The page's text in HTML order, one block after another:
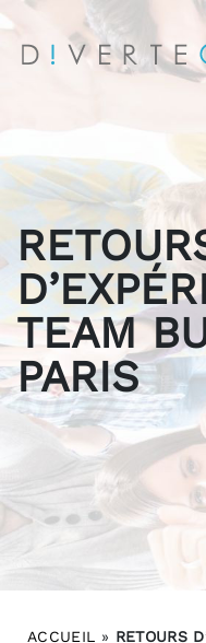
TEAM
PARIS
ACCUEIL » RETOURS